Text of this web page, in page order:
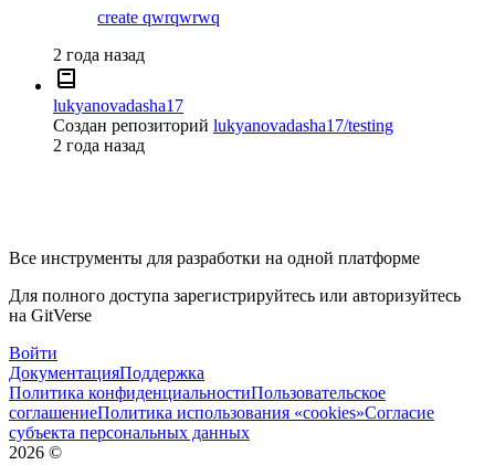
create qwrqwrwq
2 года назад
lukyanovadasha17
Создан репозиторий lukyanovadasha17/testing
2 года назад
Все инструменты для разработки на одной платформе
Для полного доступа зарегистрируйтесь или авторизуйтесь
на GitVerse
Войти
ДокументацияПоддержка
Политика конфиденциальностиПользовательское
соглашениеПолитика использования «cookies»Согласие
субъекта персональных данных
2026 ©